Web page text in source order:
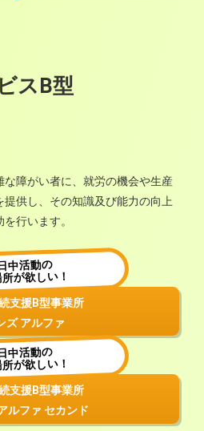
スB型
障がい者に、就労の機会や生産
供し、その知識及び能力の向上
行います。
中活動の
が欲しい！
支援B型事業所
ズ アルファ
中活動の
が欲しい！
支援B型事業所
ルファ セカンド